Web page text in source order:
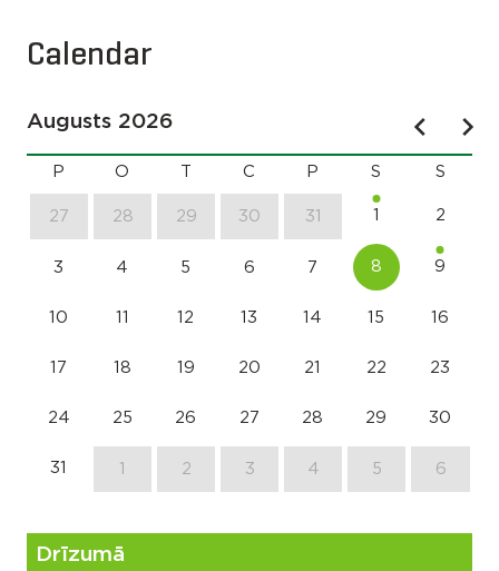
Calendar
Augusts 2026
P O C P S S
27 28 29 30 31 1 2
3 4 5 6 7 8 9
10 11 12 13 14 15 16
17 18 19 20 21 22 23
24 25 26 27 28 29 30
31 1 2 3 4 5 6
Drīzumā